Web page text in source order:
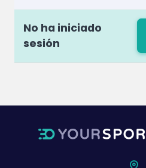
No ha iniciado
sesión